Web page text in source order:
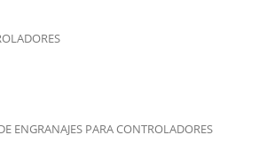
ENGRANAJES PARA CONTROLADORES